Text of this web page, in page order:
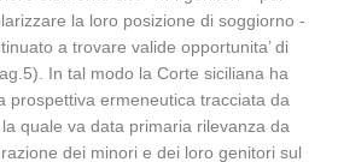
la loro posizione di soggiorno -
a trovare valide opportunita’ di
In tal modo la Corte siciliana ha
prospettiva ermeneutica tracciata da
quale va data primaria rilevanza da
dei minori e dei loro genitori sul